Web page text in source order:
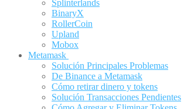
Splinterlands
BinaryX
RollerCoin
Upland
Mobox
Metamask
Solución Principales Problemas
De Binance a Metamask
Cómo retirar dinero y tokens
Solución Transacciones Pendientes